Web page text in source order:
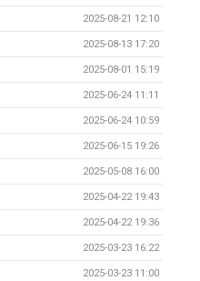
2025-08-21 12:10
2025-08-13 17:20
2025-08-01 15:19
2025-06-24 11:11
2025-06-24 10:59
2025-06-15 19:26
2025-05-08 16:00
2025-04-22 19:43
2025-04-22 19:36
2025-03-23 16:22
2025-03-23 11:00